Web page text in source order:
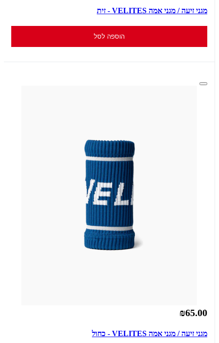
מגני זיעה / מגני אמה VELITES - זית
הוספה לסל
₪65.00
מגני זיעה / מגני אמה VELITES - כחול